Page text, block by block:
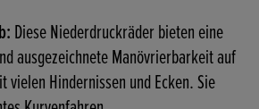
Diese Niederdruckräder bieten eine
ausgezeichnete Manövrierbarkeit auf
vielen Hindernissen und Ecken. Sie